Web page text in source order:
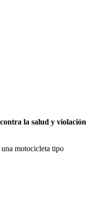
la salud y violación
motocicleta tipo